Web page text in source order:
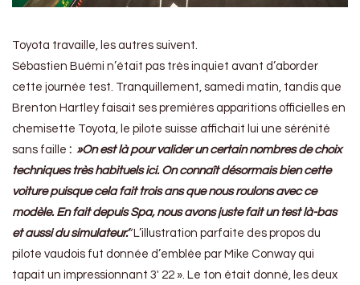
Toyota travaille, les autres suivent.
Sébastien Buémi n’était pas très inquiet avant d’aborder
cette journée test. Tranquillement, samedi matin, tandis que
Brenton Hartley faisait ses premières apparitions officielles en
chemisette Toyota, le pilote suisse affichait lui une sérénité
sans faille : »On est là pour valider un certain nombres de choix
techniques très habituels ici. On connaît désormais bien cette
voiture puisque cela fait trois ans que nous roulons avec ce
modèle. En fait depuis Spa, nous avons juste fait un test là-bas
et aussi du simulateur.’‘L’illustration parfaite des propos du
pilote vaudois fut donnée d’emblée par Mike Conway qui
tapait un impressionnant 3′ 22 ». Le ton était donné, les deux